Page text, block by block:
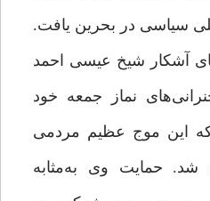
سیاسی در بحرین یافت.
آشکار شیخ عیسی احمد
نماز جمعه خود
که این موج عظیم مردمی
شد. حمایت وی به‌مثابه